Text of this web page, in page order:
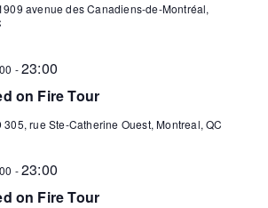
avenue des Canadiens-de-Montréal,
on Fire Tour
-23:00
305, rue Ste-Catherine Ouest, Montreal, QC
on Fire Tour
-23:00